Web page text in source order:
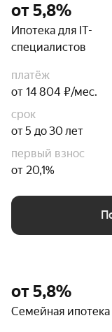
от 5,8%
Ипотека для IT-
специалистов
платёж
от 14 804 ₽/мес.
срок
от 5 до 30 лет
первый взнос
от 20,1%
от 5,8%
Семейная ипотека